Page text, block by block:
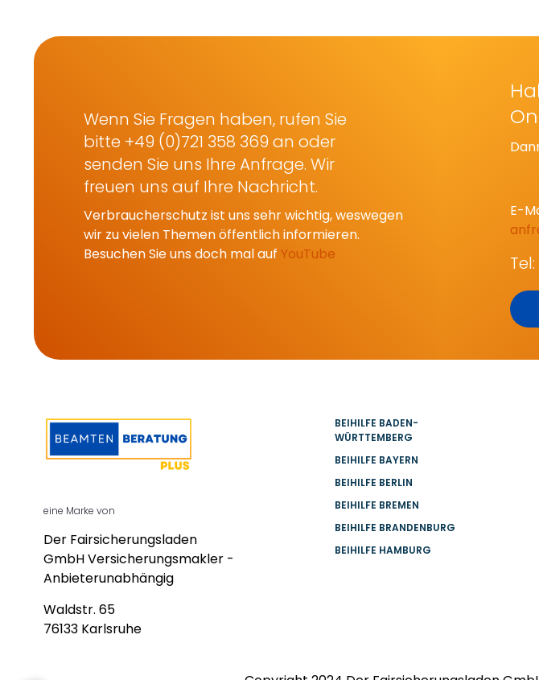
Wenn Sie Fragen haben, rufen Sie
bitte +49 (0)721 358 369 an oder
senden Sie uns Ihre Anfrage. Wir
freuen uns auf Ihre Nachricht.
Verbraucherschutz ist uns sehr wichtig, weswegen
wir zu vielen Themen öffentlich informieren.
Besuchen Sie uns doch mal aufYouTube
E-
eine Marke von
Der Fairsicherungsladen
GmbH Versicherungsmakler -
Anbieterunabhängig
Waldstr. 65
76133 Karlsruhe
BEIHILFE BADEN-
WÜRTTEMBERG
BEIHILFE BAYERN
BEIHILFE BERLIN
BEIHILFE BREMEN
BEIHILFE BRANDENBURG
BEIHILFE HAMBURG